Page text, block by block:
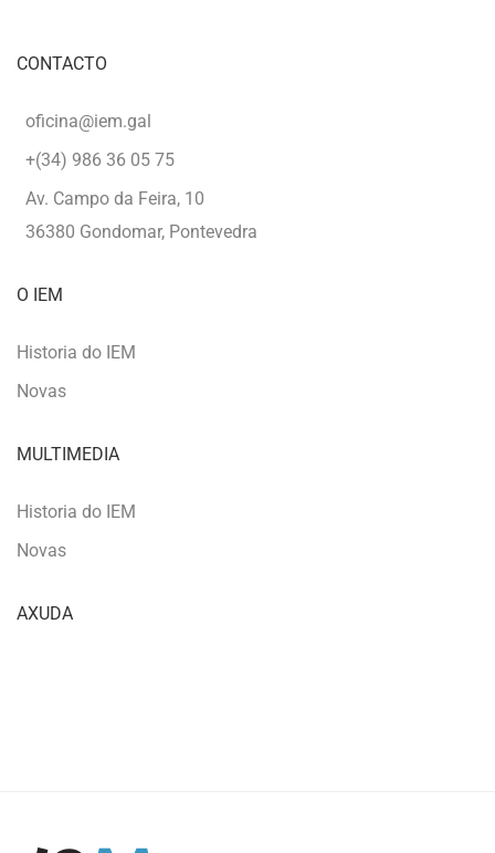
CONTACTO
oficina@iem.gal
+(34) 986 36 05 75
Av. Campo da Feira, 10
36380 Gondomar, Pontevedra
O IEM
Historia do IEM
Novas
MULTIMEDIA
Historia do IEM
Novas
AXUDA